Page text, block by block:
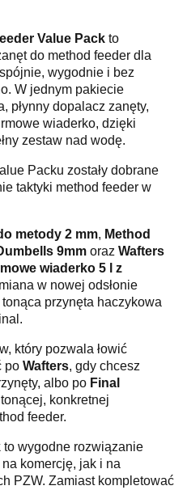
Value Pack to
do method feeder dla
wygodnie i bez
W jednym pakiecie
płynny dopalacz zanęty,
wiaderko, dzięki
zestaw nad wodę.
Packu zostały dobrane
taktyki method feeder w
metody 2 mm, Method
9mm oraz Wafters
wiaderko 5 l z
w nowej odsłonie
przynęta haczykowa
który pozwala łowić
po Wafters, gdy chcesz
albo po Final
konkretnej
feeder.
to wygodne rozwiązanie
komercję, jak i na
PZW. Zamiast kompletować